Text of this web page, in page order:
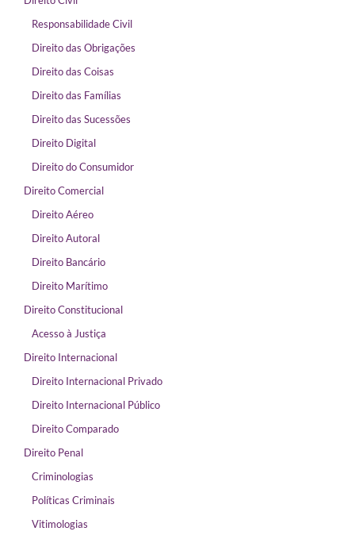
Responsabilidade Civil
Direito das Obrigações
Direito das Coisas
Direito das Famílias
Direito das Sucessões
Direito Digital
Direito do Consumidor
Direito Comercial
Direito Aéreo
Direito Autoral
Direito Bancário
Direito Marítimo
Direito Constitucional
Acesso à Justiça
Direito Internacional
Direito Internacional Privado
Direito Internacional Público
Direito Comparado
Direito Penal
Criminologias
Políticas Criminais
Vitimologias